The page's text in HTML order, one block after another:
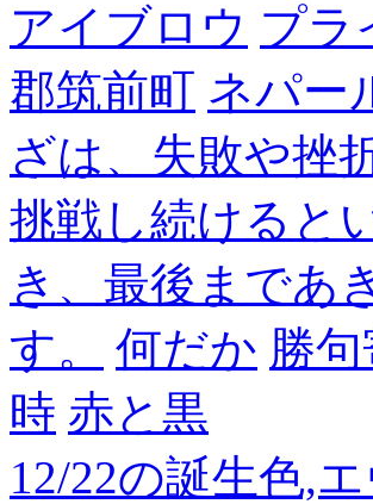
アイブロウ プラ
郡筑前町 ネパー
ざは、失敗や挫
挑戦し続けると
き、最後まであ
す。
何だか 勝句
時 赤と黒
12/22の誕生色,